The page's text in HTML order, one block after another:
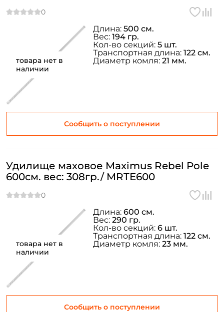
товара нет в
наличии
Сообщить о поступлении
Длина: 500 см.
Вес: 194 гр.
Кол-во секций: 5 шт.
Транспортная длина: 122 см.
Диаметр комля: 21 мм.
товара нет в
наличии
Удилище маховое Maximus Rebel Pole
600см. вес: 308гр./ MRTE600
Сообщить о поступлении
Длина: 600 см.
Вес: 290 гр.
Кол-во секций: 6 шт.
Транспортная длина: 122 см.
Диаметр комля: 23 мм.